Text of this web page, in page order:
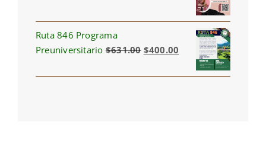
was:
$210.00.
is:
$190.00.
Ruta 846 Programa
Preuniversitario $631.00 Original
was:
$400.00 Current
price
is: